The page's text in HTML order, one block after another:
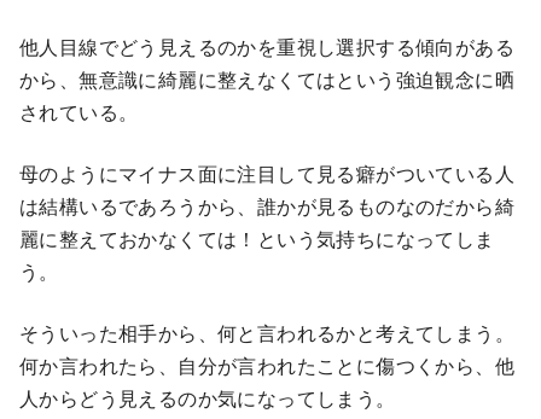
他人目線でどう見えるのかを重視し選択する傾向がある
から、無意識に綺麗に整えなくてはという強迫観念に晒
されている。
母のようにマイナス面に注目して見る癖がついている人
は結構いるであろうから、誰かが見るものなのだから綺
麗に整えておかなくては！という気持ちになってしま
う。
そういった相手から、何と言われるかと考えてしまう。
何か言われたら、自分が言われたことに傷つくから、他
人からどう見えるのか気になってしまう。